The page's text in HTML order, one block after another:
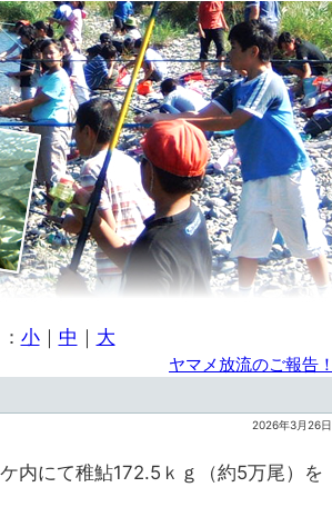
小｜ 中 ｜ 大
ヤマメ放流のご報告！
2026年3月26日
内にて稚鮎172.5ｋｇ（約5万尾）を